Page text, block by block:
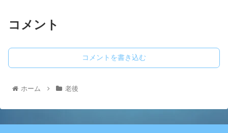
コメント
コメントを書き込む
ホーム 老後